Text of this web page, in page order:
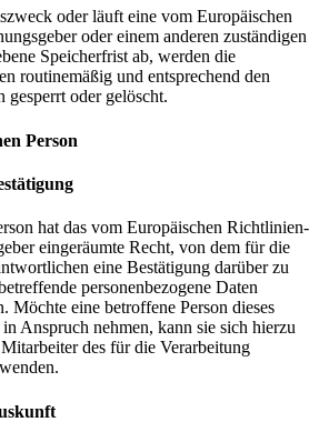
oder läuft eine vom Europäischen
oder einem anderen zuständigen
Speicherfrist ab, werden die
routinemäßig und entsprechend den
gesperrt oder gelöscht.
Person
hat das vom Europäischen Richtlinien-
eingeräumte Recht, von dem für die
eine Bestätigung darüber zu
personenbezogene Daten
Möchte eine betroffene Person dieses
Anspruch nehmen, kann sie sich hierzu
des für die Verarbeitung